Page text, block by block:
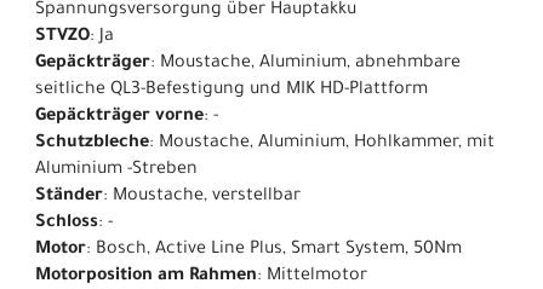
Spannungsversorgung über Hauptakku
STVZO: Ja
Gepäckträger: Moustache, Aluminium, abnehmbare
seitliche QL3-Befestigung und MIK HD-Plattform
Gepäckträger vorne: -
Schutzbleche: Moustache, Aluminium, Hohlkammer, mit
Aluminium -Streben
Ständer: Moustache, verstellbar
Schloss: -
Motor: Bosch, Active Line Plus, Smart System, 50Nm
Motorposition am Rahmen: Mittelmotor